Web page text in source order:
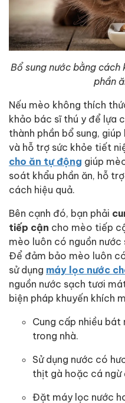
Bổ sung nước bằng
phần
Nếu mèo không thích
khảo bác sĩ thú y để lựa
thành phần bổ sung,
và hỗ trợ sức khỏe tiết
cho ăn tự động giúp
soát khẩu phần ăn, hỗ
cách hiệu quả.
Bên cạnh đó, bạn phải
tiếp cận cho mèo tiếp
mèo luôn có nguồn nước
Để đảm bảo mèo luôn
sử dụng máy lọc nước
nguồn nước sạch tươi
biện pháp khuyến khích
Cung cấp nhiều
trong nhà.
Sử dụng nước có
thịt gà hoặc cá ngừ
Đặt máy lọc nước